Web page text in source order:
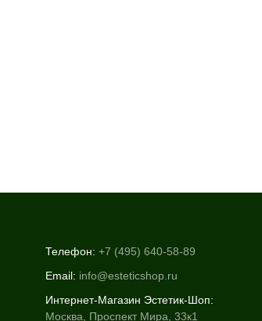
Телефон: +7 (495) 640-58-89
Email: info@esteticshop.ru
Интернет-Магазин Эстетик-Шоп:
Москва, Проспект Мира, 33к1